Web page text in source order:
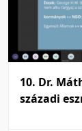
10. Dr.
századi